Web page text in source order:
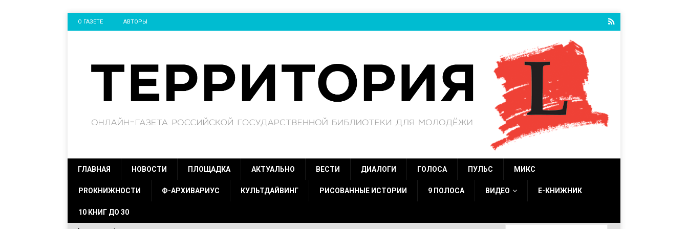
О ГАЗЕТЕ АВТОРЫ
ГЛАВНАЯ НОВОСТИ ПЛОЩАДКА АКТУАЛЬНО ВЕСТИ ДИАЛОГИ ГОЛОСА ПУЛЬС МИКС
PROКНИЖНОСТИ Ф-АРХИВАРИУС КУЛЬТДАЙВИНГ РИСОВАННЫЕ ИСТОРИИ 9 ПОЛОСА ВИДЕО Е-КНИЖНИК
10 КНИГ ДО 30